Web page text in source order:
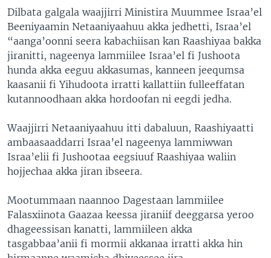
Dilbata galgala waajjirri Ministira Muummee Israa’el
Beeniyaamin Netaaniyaahuu akka jedhetti, Israa’el
“aanga’oonni seera kabachiisan kan Raashiyaa bakka
jiranitti, nageenya lammiilee Israa’el fi Jushoota
hunda akka eeguu akkasumas, kanneen jeequmsa
kaasanii fi Yihudoota irratti kallattiin fulleeffatan
kutannoodhaan akka hordoofan ni eegdi jedha.
Waajjirri Netaaniyaahuu itti dabaluun, Raashiyaatti
ambaasaaddarri Israa’el nageenya lammiwwan
Israa’elii fi Jushootaa eegsiuuf Raashiyaa waliin
hojjechaa akka jiran ibseera.
Mootummaan naannoo Dagestaan lammiilee
Falasxiinota Gaazaa keessa jiraniif deeggarsa yeroo
dhageessisan kanatti, lammiileen akka
tasgabbaa’anii fi mormii akkanaa irratti akka hin